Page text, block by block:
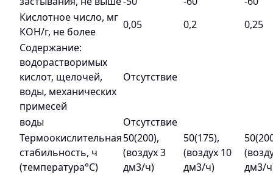
Кислотное число, мг
КОН/г, не более
0,05 0,2
0,25
Содержание:
водорастворимых
кислот, щелочей,
воды, механических
примесей
Отсутствие
воды
Отсутствие
Термоокислительная
стабильность, ч
(температура°С)
50(200),
(воздух 3
дм3/ч)
50(175),
(воздух 10
дм3/ч)
дм3/